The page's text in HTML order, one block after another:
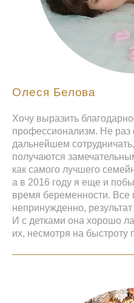
Олеся Белова
Хочу выразить
профессионализм. Не раз
дальнейшем
получаются
как самого лучшего
а в 2016 году я еще и
время беременности. Все
непринужденно,
И с детками она хорошо
их, несмотря на